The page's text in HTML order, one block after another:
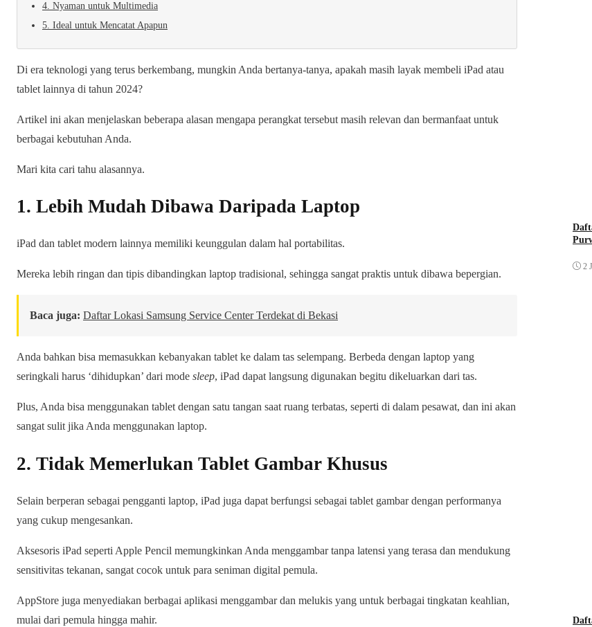
4. Nyaman untuk Multimedia
5. Ideal untuk Mencatat Apapun
Di era teknologi yang terus berkembang, mungkin Anda bertanya-tanya, apakah masih layak membeli iPad atau
tablet lainnya di tahun 2024?
Artikel ini akan menjelaskan beberapa alasan mengapa perangkat tersebut masih relevan dan bermanfaat untuk
berbagai kebutuhan Anda.
Mari kita cari tahu alasannya.
1. Lebih Mudah Dibawa Daripada Laptop
iPad dan tablet modern lainnya memiliki keunggulan dalam hal portabilitas.
Mereka lebih ringan dan tipis dibandingkan laptop tradisional, sehingga sangat praktis untuk dibawa bepergian.
Baca juga: Daftar Lokasi Samsung Service Center Terdekat di Bekasi
Anda bahkan bisa memasukkan kebanyakan tablet ke dalam tas selempang. Berbeda dengan laptop yang
seringkali harus ‘dihidupkan’ dari mode sleep, iPad dapat langsung digunakan begitu dikeluarkan dari tas.
Plus, Anda bisa menggunakan tablet dengan satu tangan saat ruang terbatas, seperti di dalam pesawat, dan ini akan
sangat sulit jika Anda menggunakan laptop.
2. Tidak Memerlukan Tablet Gambar Khusus
Selain berperan sebagai pengganti laptop, iPad juga dapat berfungsi sebagai tablet gambar dengan performanya
yang cukup mengesankan.
Aksesoris iPad seperti Apple Pencil memungkinkan Anda menggambar tanpa latensi yang terasa dan mendukung
sensitivitas tekanan, sangat cocok untuk para seniman digital pemula.
AppStore juga menyediakan berbagai aplikasi menggambar dan melukis yang untuk berbagai tingkatan keahlian,
mulai dari pemula hingga mahir.
2